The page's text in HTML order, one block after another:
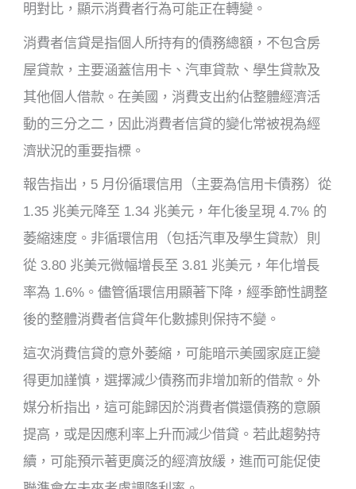
明對比，顯示消費者行為可能正在轉變。
消費者信貸是指個人所持有的債務總額，不包含房
屋貸款，主要涵蓋信用卡、汽車貸款、學生貸款及
其他個人借款。在美國，消費支出約佔整體經濟活
動的三分之二，因此消費者信貸的變化常被視為經
濟狀況的重要指標。
報告指出，5 月份循環信用（主要為信用卡債務）從
1.35 兆美元降至 1.34 兆美元，年化後呈現 4.7% 的
萎縮速度。非循環信用（包括汽車及學生貸款）則
從 3.80 兆美元微幅增長至 3.81 兆美元，年化增長
率為 1.6%。儘管循環信用顯著下降，經季節性調整
後的整體消費者信貸年化數據則保持不變。
這次消費信貸的意外萎縮，可能暗示美國家庭正變
得更加謹慎，選擇減少債務而非增加新的借款。外
媒分析指出，這可能歸因於消費者償還債務的意願
提高，或是因應利率上升而減少借貸。若此趨勢持
續，可能預示著更廣泛的經濟放緩，進而可能促使